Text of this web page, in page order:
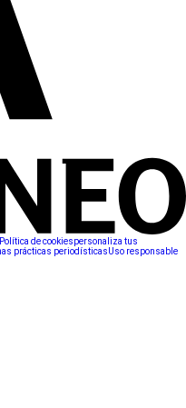
Política de cookiespersonaliza tus
prácticas periodísticasUso responsable